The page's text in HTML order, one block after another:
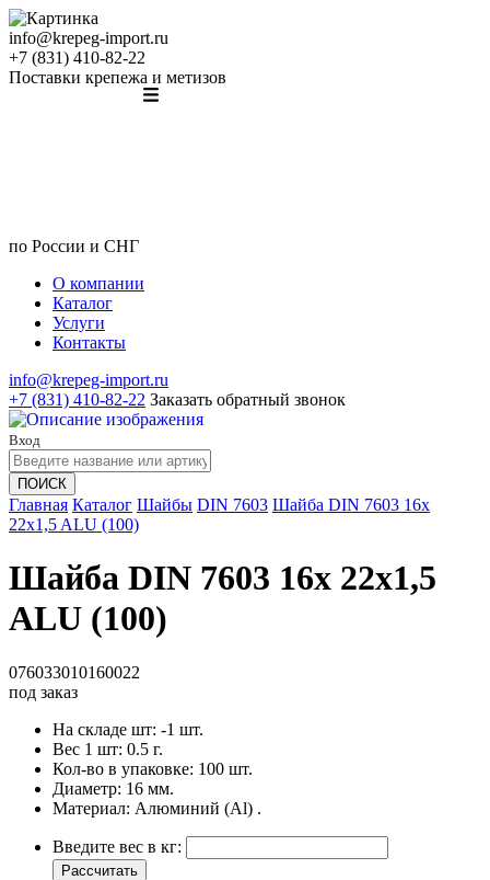
info@krepeg-import.ru
+7 (831) 410-82-22
Поставки крепежа и метизов
по России и СНГ
О компании
Каталог
Услуги
Контакты
info@krepeg-import.ru
+7 (831) 410-82-22 Заказать обратный звонок
Вход
ПОИСК
Главная Каталог Шайбы DIN 7603 Шайба DIN 7603 16x
22x1,5 ALU (100)
Шайба DIN 7603 16x 22x1,5
ALU (100)
076033010160022
под заказ
На складе шт: -1 шт.
Вес 1 шт: 0.5 г.
Кол-во в упаковке: 100 шт.
Диаметр: 16 мм.
Материал: Алюминий (Al) .
Введите вес в кг:
Рассчитать